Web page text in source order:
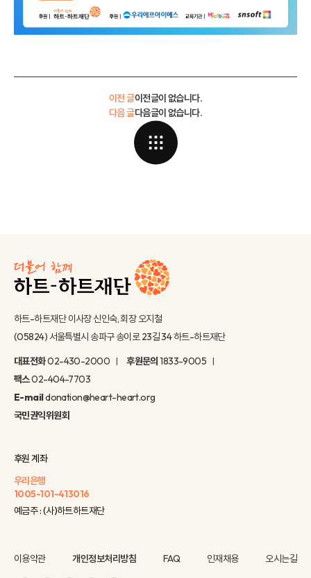
이전 글이전글이 없습니다.
다음글이 없습니다.
다음 글
하트-하트재단 이사장 신인숙, 회장 오지철
(05824) 서울특별시 송파구 송이로 23길 34 하트-하트재단
대표전화02-430-2000 후원문의1833-9005
팩스02-404-7703
E-maildonation@heart-heart.org
국민권익위원회
후원 계좌
우리은행
1005-101-413016
예금주 : (사)하트하트재단
이용약관 개인정보처리방침 FAQ 인재채용 오시는길